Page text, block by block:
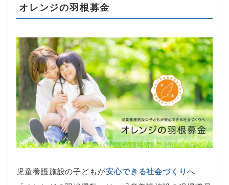
オレンジの羽根募金
児童養護施設の子どもが安心できる社会づくりへ